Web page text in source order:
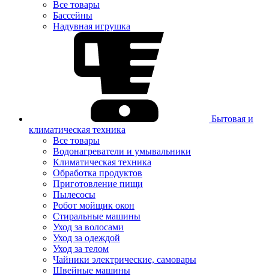
Все товары
Бассейны
Надувная игрушка
Бытовая и
климатическая техника
Все товары
Водонагреватели и умывальники
Климатическая техника
Обработка продуктов
Приготовление пищи
Пылесосы
Робот мойщик окон
Стиральные машины
Уход за волосами
Уход за одеждой
Уход за телом
Чайники электрические, самовары
Швейные машины